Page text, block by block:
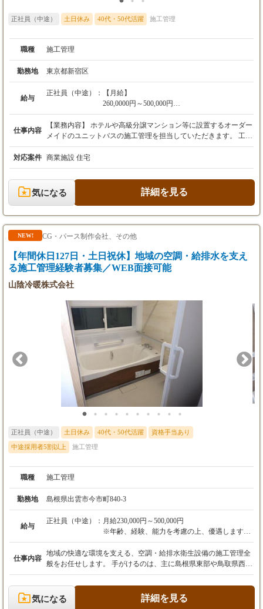
正社員（中途） 土日休み 40代・50代活躍 施工管理
職種 施工管理
勤務地 東京都新宿区
給与
正社員（中途）：
【月給】
260,0000円～500,000円
※賞与年2回（5月・11月）
※昨年度実績で「標準」の評価で4ヶ月/年
500万円～800万円
仕事内容
【業務内容】 ホテルや高級分譲マンション等に設置するオーダー
メイドのユニットバスの施工管理を担当していただきます。 工期
管理・安全管理・品質管理等をご担当いただきます。 【詳細】
・大手ゼネコンやデベロッパー、工務店、設計事務所等のクライ
アントから依頼を受け、施工スケジュールを作成 ・施工業者の手
配やスタッフの管理 ・各種検査の実施 ・（一部、工事内容に変
更が生じた際の）見積り 等
対応案件 商業施設 住宅
気になる 詳細を見る
NEW! CG・パース制作会社、その他
【年間休日127日・土日祝休】地域の空調・給排水を支え
る施工管理経験者募集／WEB面接可能
山陰冷暖株式会社
正社員（中途） 土日休み 40代・50代活躍 資格手当あり
中途採用者5割以上 施工管理
職種 施工管理
勤務地 島根県出雲市今市町840-3
給与
正社員（中途）： 月給230,000円～500,000円
※年齢、経験、能力を考慮の上、優遇します。
※試用期間3ヶ月（期間中の待遇変動なし）
・昇給：年1回
・賞与：年2回（前年度実績：計2ヶ月分）
＜初年度の年収例＞320万円～700万円
仕事内容
地域の快適な環境を支える、空調・給排水衛生設備の施工管理全
般をお任せします。 手がけるのは、主に島根県東部や鳥取県西部
エリアの、民間工事から公共事業まで多岐にわたるプロジェクト
です。 具体的な業務は、お客様の要望をヒアリングし、最適なシ
ステムを形にする「設計」から始まります。 その後、工事に必要
な資材やコストを算出する「積算業務」を行い、工事がスタート
気になる 詳細を見る